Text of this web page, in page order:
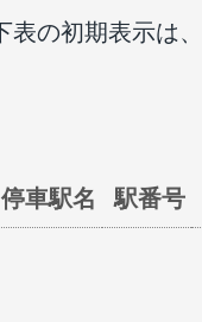
表の初期表示は、
停車駅名 駅番号